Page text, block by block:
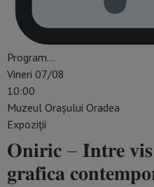
Program…
Vineri 07/08
10:00
Muzeul Orașului Oradea
Expoziții
𝐎𝐧𝐢𝐫𝐢𝐜 – 𝐈̂𝐧𝐭𝐫𝐞 𝐯𝐢𝐬
𝐠𝐫𝐚𝐟𝐢𝐜𝐚